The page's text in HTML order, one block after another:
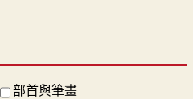
部首與筆畫